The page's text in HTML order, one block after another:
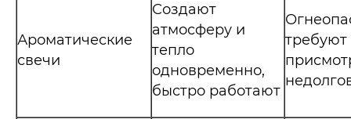
Ароматические
свечи
Создают
атмосферу и
тепло
одновременно,
быстро работают
требуют